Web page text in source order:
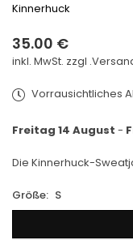
Kinnerhuck
Normaler
Preis
35.00 €
inkl. MwSt. zzgl .
Vorrausichtliches
Freitag 14 August -
Die Kinnerhuck-
Größe: S